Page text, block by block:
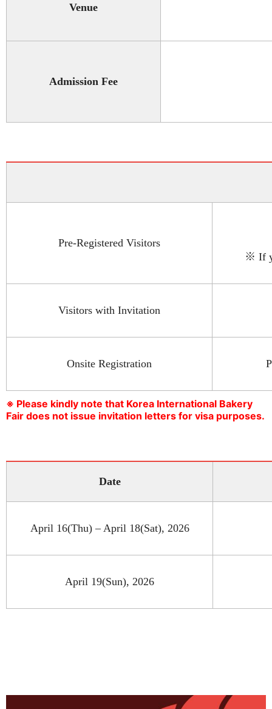
Venue
Admission Fee
Pre-Registered Visitors
※ If
Visitors with Invitation
Onsite Registration
※ Please kindly note that Korea International Bakery
Fair does not issue invitation letters for visa purposes.
Date
April 16(Thu) – April 18(Sat), 2026
April 19(Sun), 2026